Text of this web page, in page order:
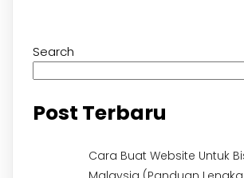
Search
Post Terbaru
Cara Buat Website Untuk